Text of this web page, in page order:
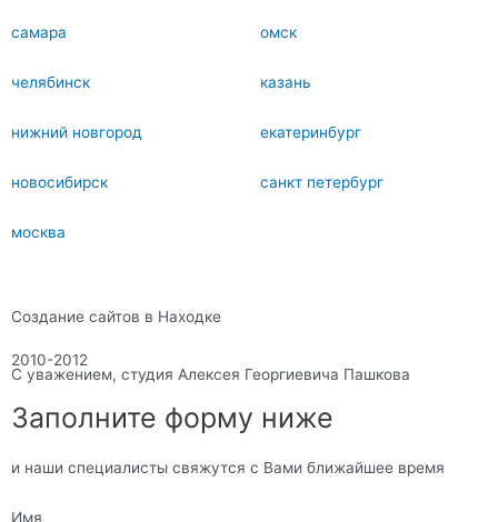
самара омск
челябинск казань
нижний новгород екатеринбург
новосибирск санкт петербург
москва
Создание сайтов в Находке
2010-2012
С уважением, студия Алексея Георгиевича Пашкова
Заполните форму ниже
и наши специалисты свяжутся с Вами ближайшее время
Имя